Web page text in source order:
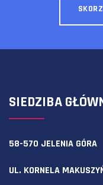
SIEDZIBA
58-570 JELENIA GÓRA
UL. KORNELA